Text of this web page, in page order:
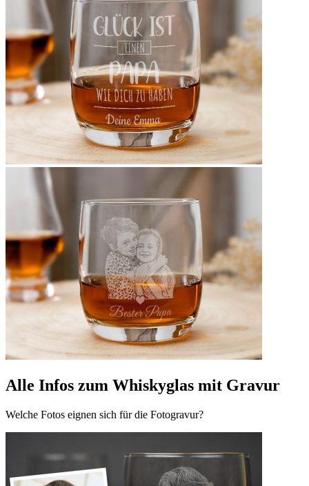
Alle Infos zum Whiskyglas mit Gravur
Welche Fotos eignen sich für die Fotogravur?